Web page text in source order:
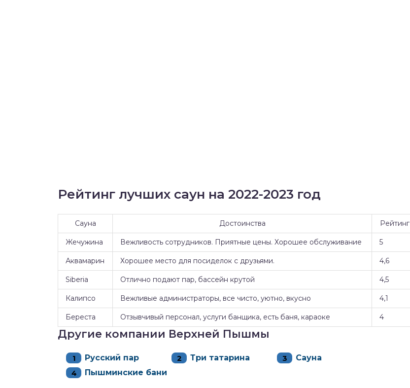
Рейтинг лучших саун на 2022-2023 год
Сауна Достоинства Рейтинг
Жечужина Вежливость сотрудников. Приятные цены. Хорошее обслуживание 5
Аквамарин Хорошее место для посиделок с друзьями. 4,6
Siberia Отлично подают пар, бассейн крутой 4,5
Калипсо Вежливые администраторы, все чисто, уютно, вкусно 4,1
Береста Отзывчивый персонал, услуги банщика, есть баня, караоке 4
Другие компании Верхней Пышмы
Русский пар Три татарина
Сауна
Пышминские бани